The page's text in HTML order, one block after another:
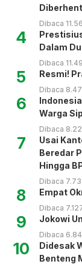
Dibaca
4
Dalam
Dibaca
5 Resmi!
Dibaca
6
Warga
Dibaca
7
Usai
Beredar
Hingga
Dibaca
8 Empat
Dibaca
9 Jokowi
Dibaca
10
Didesak
Benteng